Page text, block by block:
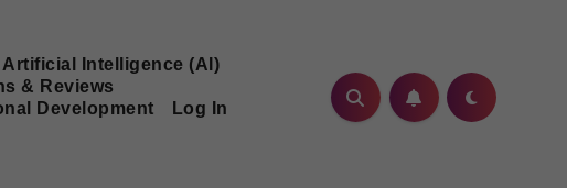
Artificial Intelligence (AI)
& Reviews
Development
Log In